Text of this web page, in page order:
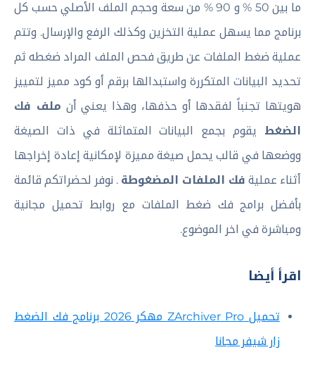
ما بين 50 % و 90 % من سعة وحجم الملف الأصلي حسب كل
برنامج مما يسهل عملية التخزين وكذلك الرفع والإرسال. وتتم
عملية ضغط الملفات عن طريق فحص الملف المراد ضغطه ثم
تحديد البيانات المتكررة واستبدالها برقم أو كود مميز لتمييز
هويتها تجنباً لفقدها أو حذفها، وهذا يعني أن ملف فك
الضغط يقوم بجمع البيانات المتماثلة في ذات الصيغة
ووضعها في قالب يحمل صيغة مميزة لإمكانية إعادة إخراجها
أثناء عملية فك الملفات المضغوطة . نوفر لحضراتكم قائمة
بأفضل برامج فك ضغط الملفات مع روابط تحميل مجانية
ومباشرة في اخر الموضوع.
اقرأ أيضا
تحميل ZArchiver Pro مهكر 2026 برنامج فك الضغط
زار شيفر مجانا